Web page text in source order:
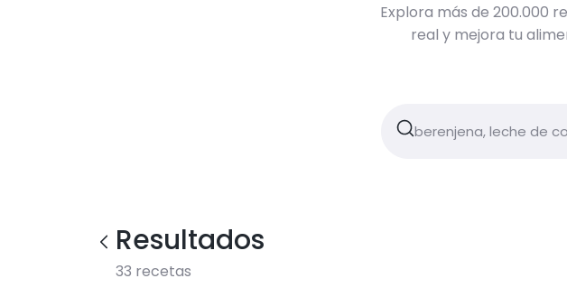
Explora más de 200.000
real y mejora tu
Resultados
33 recetas